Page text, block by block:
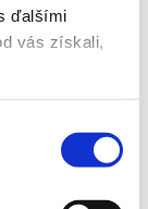
ďalšími
vás získali,